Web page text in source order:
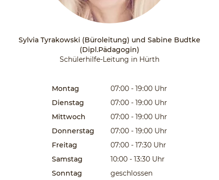
Sylvia Tyrakowski (Büroleitung) und Sabine Budtke
(Dipl.Pädagogin)
Schülerhilfe-Leitung in Hürth
Montag 07:00 - 19:00 Uhr
Dienstag
07:00 - 19:00 Uhr
Mittwoch
07:00 - 19:00 Uhr
Donnerstag
07:00 - 19:00 Uhr
Freitag
07:00 - 17:30 Uhr
Samstag
10:00 - 13:30 Uhr
Sonntag
geschlossen